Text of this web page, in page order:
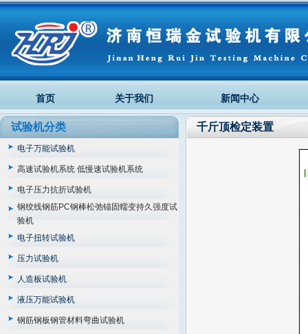
首页 关于我们 新闻中心
试验机分类
电子万能试验机
高速试验机系统 低慢速试验机系统
电子压力抗折试验机
钢绞线钢筋PC钢棒松弛锚固蠕变持久强度试
验机
电子扭转试验机
压力试验机
人造板试验机
液压万能试验机
钢筋钢板钢管材料弯曲试验机
千斤顶检定装置